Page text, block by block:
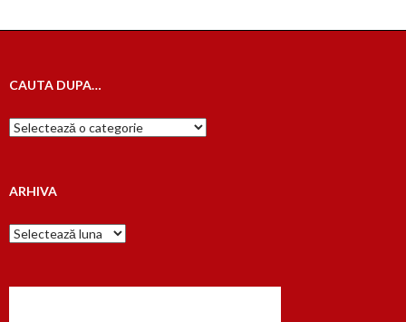
CAUTA DUPA…
Cauta
dupa…
ARHIVA
Arhiva